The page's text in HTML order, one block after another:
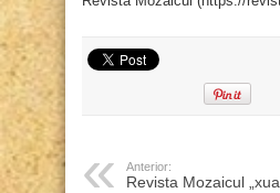
Anterior:
Revista Mozaicul